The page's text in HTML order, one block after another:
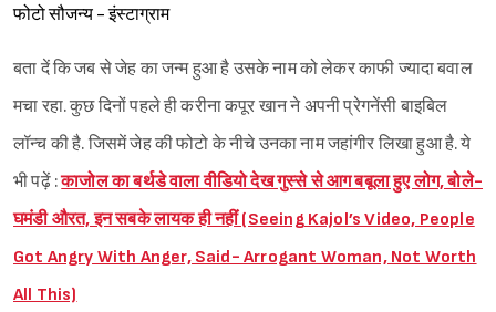
फोटो सौजन्य - इंस्टाग्राम
बता दें कि जब से जेह का जन्म हुआ है उसके नाम को लेकर काफी ज्यादा बवाल
मचा रहा. कुछ दिनों पहले ही करीना कपूर खान ने अपनी प्रेगनेंसी बाइबिल
लॉन्च की है. जिसमें जेह की फोटो के नीचे उनका नाम जहांगीर लिखा हुआ है. ये
भी पढ़ें :काजोल का बर्थडे वाला वीडियो देख गुस्से से आग बबूला हुए लोग, बोले-
घमंडी औरत, इन सबके लायक ही नहीं (Seeing Kajol’s Video, People
Got Angry With Anger, Said- Arrogant Woman, Not Worth
All This)